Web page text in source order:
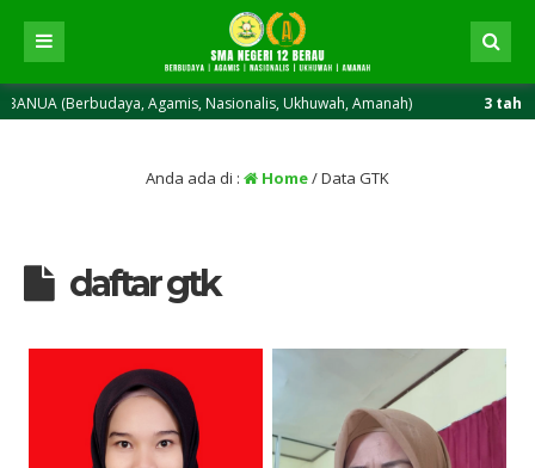
Agamis, Nasionalis, Ukhuwah, Amanah) 3 tahun yang lalu
Anda ada di : Home/Data GTK
daftar gtk